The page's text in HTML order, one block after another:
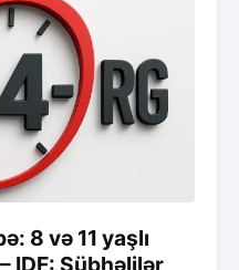
8 və 11 yaşlı
IDF: Şübhəlilər